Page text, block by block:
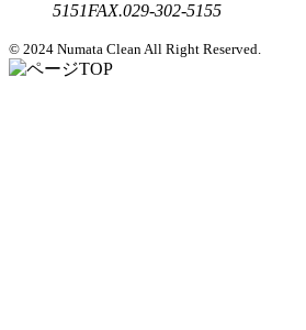
5151FAX.029-302-5155
© 2024 Numata Clean All Right Reserved.